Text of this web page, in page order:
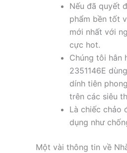
Nếu đã quyết
phẩm bền tốt
mới nhất với
cực hot.
Chúng tôi hân
2351146E
dính tiên
trên các siêu
Là chiếc chảo
dụng như
Một vài thông tin về